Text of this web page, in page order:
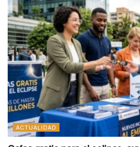
ACTUALIDAD